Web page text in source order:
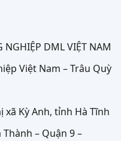
NGHIỆP DML VIỆT NAM
Việt Nam – Trâu Quỳ
xã Kỳ Anh, tỉnh Hà Tĩnh
– Quận 9 –